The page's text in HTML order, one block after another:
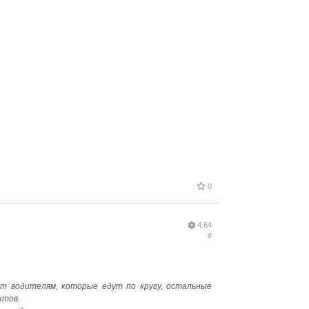
0
4.64
#
водителям, которые едут по кругу, остальные